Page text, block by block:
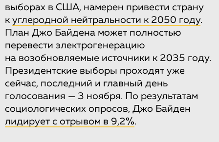
выборах в США, намерен привести страну
к углеродной нейтральности к 2050 году.
План Джо Байдена может полностью
перевести электрогенерацию
на возобновляемые источники к 2035 году.
Президентские выборы проходят уже
сейчас, последний и главный день
голосования — 3 ноября. По результатам
социологических опросов, Джо Байден
лидирует с отрывом в 9,2%.